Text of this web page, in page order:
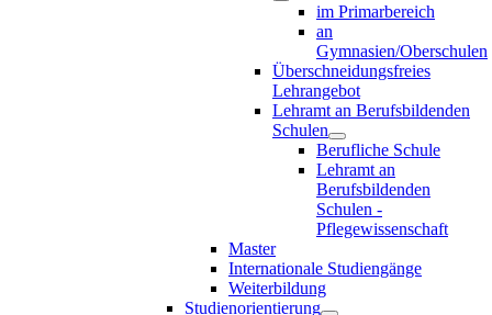
im Primarbereich
an
Gymnasien/Oberschulen
Überschneidungsfreies
Lehrangebot
Lehramt an Berufsbildenden
Schulen
Berufliche Schule
Lehramt an
Berufsbildenden
Schulen -
Pflegewissenschaft
Master
Internationale Studiengänge
Weiterbildung
Studienorientierung